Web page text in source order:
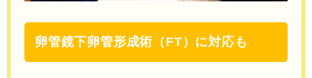
卵管鏡下卵管形成術（FT）に対応も